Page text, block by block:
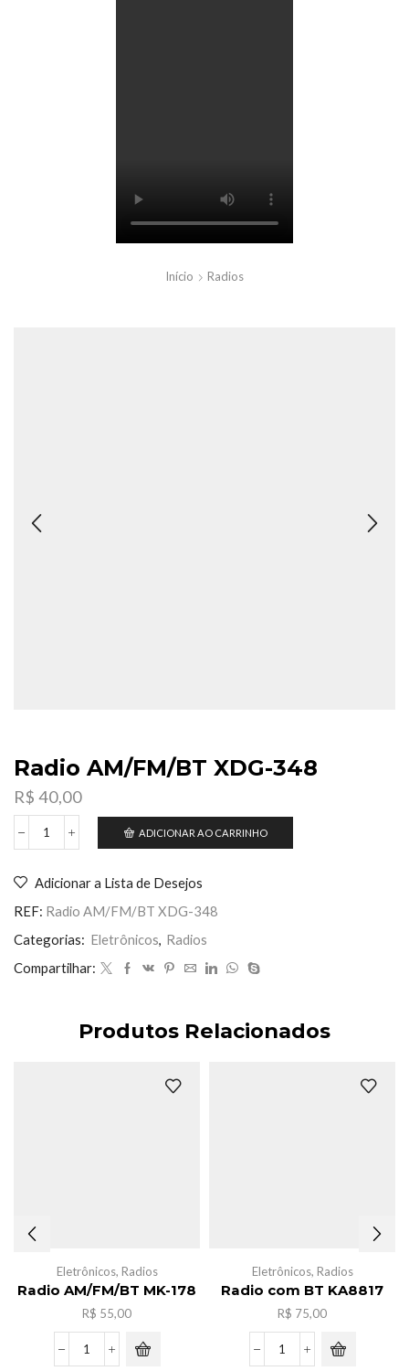
Início Radios
Radio AM/FM/BT XDG-348
R$ 40,00
Radio
348
quantidade
ADICIONAR AO CARRINHO
Adicionar a Lista de Desejos
REF: Radio AM/FM/BT XDG-348
Categorias: Eletrônicos, Radios
Compartilhar:
Produtos Relacionados
Eletrônicos, Radios
Radio AM/FM/BT MK-178
R$ 55,00
Radio
Eletrônicos, Radios
Radio com BT KA8817
R$ 75,00
Radio